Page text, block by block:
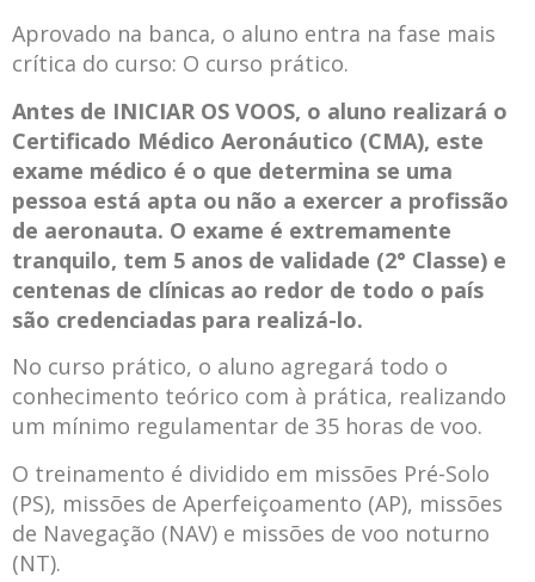
Aprovado na banca, o aluno entra na fase mais
crítica do curso: O curso prático.
Antes de INICIAR OS VOOS, o aluno realizará o
Certificado Médico Aeronáutico (CMA), este
exame médico é o que determina se uma
pessoa está apta ou não a exercer a profissão
de aeronauta. O exame é extremamente
tranquilo, tem 5 anos de validade (2° Classe) e
centenas de clínicas ao redor de todo o país
são credenciadas para realizá-lo.
No curso prático, o aluno agregará todo o
conhecimento teórico com à prática, realizando
um mínimo regulamentar de 35 horas de voo.
O treinamento é dividido em missões Pré-Solo
(PS), missões de Aperfeiçoamento (AP), missões
de Navegação (NAV) e missões de voo noturno
(NT).